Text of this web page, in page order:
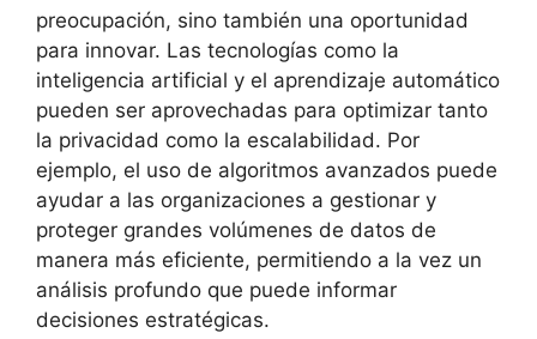
preocupación, sino también una oportunidad
para innovar. Las tecnologías como la
inteligencia artificial y el aprendizaje automático
pueden ser aprovechadas para optimizar tanto
la privacidad como la escalabilidad. Por
ejemplo, el uso de algoritmos avanzados puede
ayudar a las organizaciones a gestionar y
proteger grandes volúmenes de datos de
manera más eficiente, permitiendo a la vez un
análisis profundo que puede informar
decisiones estratégicas.